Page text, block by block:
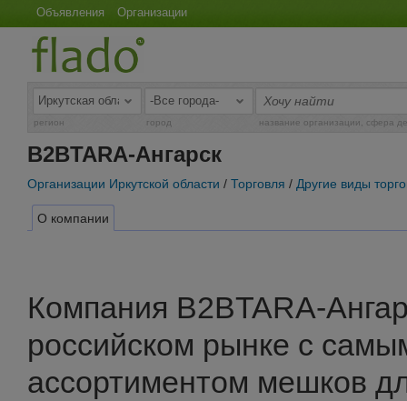
Объявления Организации
регион город название организации, сфера
B2BTARA-Ангарск
Организации Иркутской области / Торговля / Другие виды
О компании
Компания B2BTARA-
российском рынке с
ассортиментом мешков